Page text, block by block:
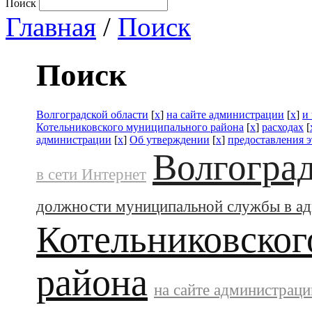
Поиск
Главная / Поиск
Поиск
Волгоградской области [x] на сайте администрации [x] и
Котельниковского муниципального района [x] расходах [
администрации [x] Об утверждении [x] предоставления
в сети Интернет
должности муниципальной службы в
района на сайте